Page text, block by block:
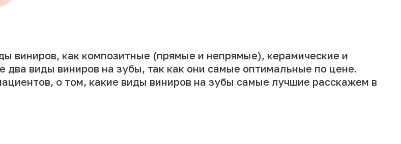
виниров, как композитные (прямые и непрямые), керамические и
виды виниров на зубы, так как они самые оптимальные по цене.
о том, какие виды виниров на зубы самые лучшие расскажем в